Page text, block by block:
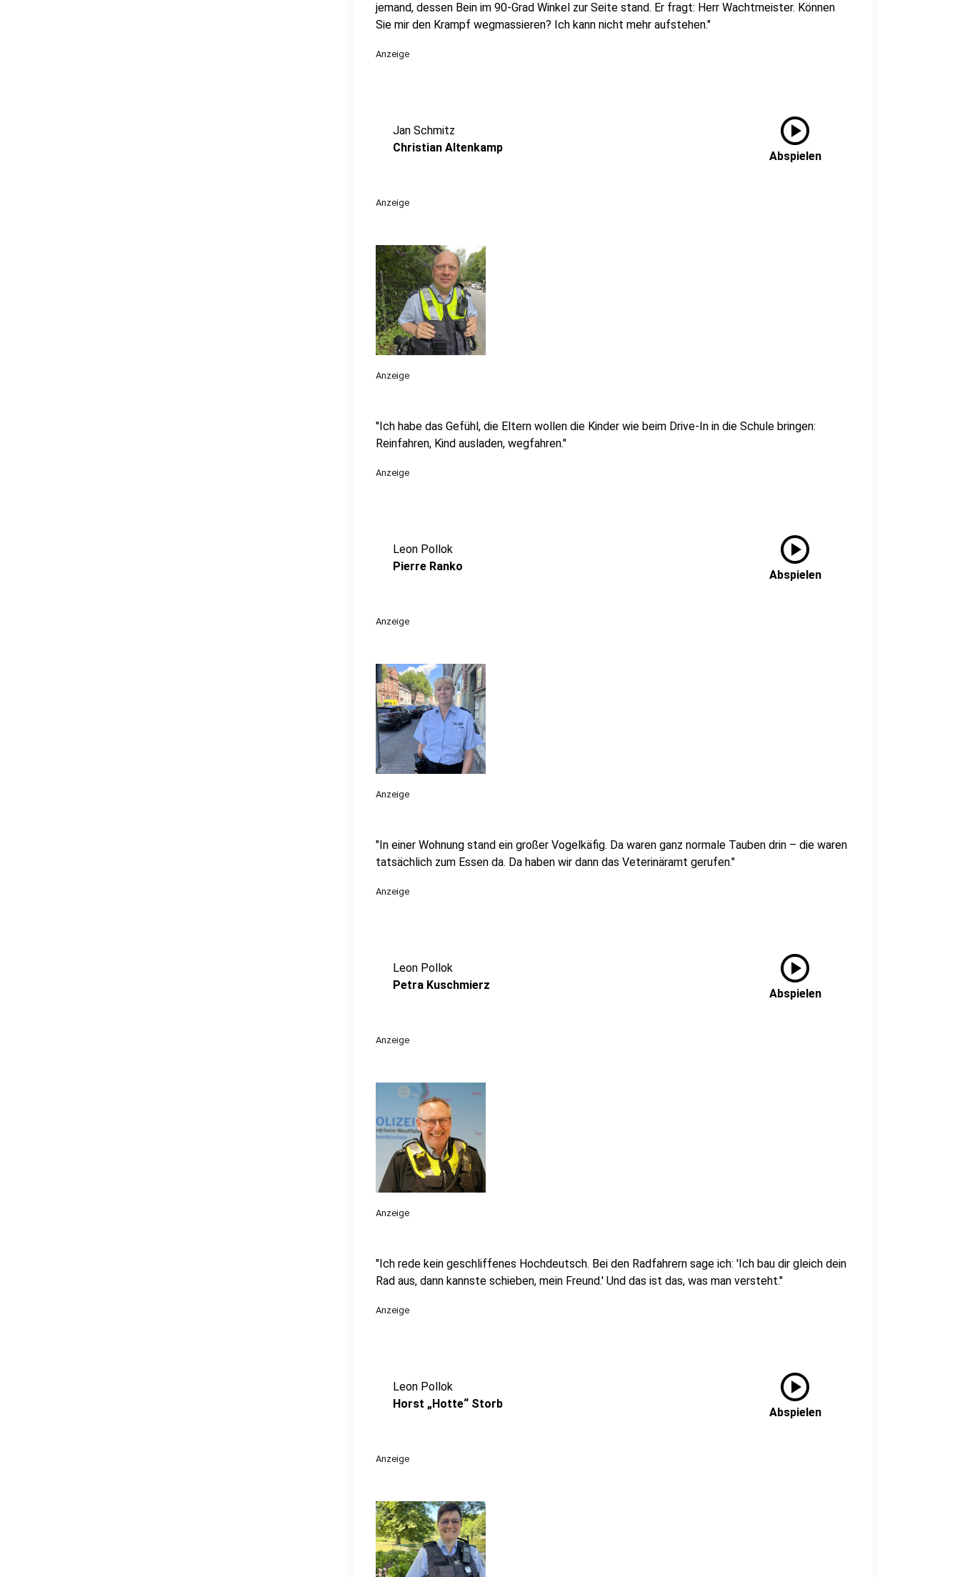
jemand, dessen Bein im 90-Grad Winkel zur Seite stand. Er fragt: Herr Wachtmeister. Können
Sie mir den Krampf wegmassieren? Ich kann nicht mehr aufstehen."
Anzeige
Jan Schmitz
Christian Altenkamp
play_circle
Abspielen
Anzeige
Anzeige
"Ich habe das Gefühl, die Eltern wollen die Kinder wie beim Drive-In in die Schule bringen:
Reinfahren, Kind ausladen, wegfahren."
Anzeige
Leon Pollok
Pierre Ranko
play_circle
Abspielen
Anzeige
Anzeige
"In einer Wohnung stand ein großer Vogelkäfig. Da waren ganz normale Tauben drin – die waren
tatsächlich zum Essen da. Da haben wir dann das Veterinäramt gerufen."
Anzeige
Leon Pollok
Petra Kuschmierz
play_circle
Abspielen
Anzeige
Anzeige
"Ich rede kein geschliffenes Hochdeutsch. Bei den Radfahrern sage ich: 'Ich bau dir gleich dein
Rad aus, dann kannste schieben, mein Freund.' Und das ist das, was man versteht."
Anzeige
Leon Pollok
Horst „Hotte“ Storb
play_circle
Abspielen
Anzeige